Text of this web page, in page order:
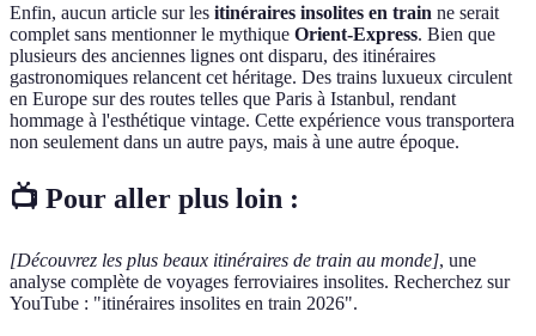
Enfin, aucun article sur les itinéraires insolites en train ne serait
complet sans mentionner le mythique Orient-Express. Bien que
plusieurs des anciennes lignes ont disparu, des itinéraires
gastronomiques relancent cet héritage. Des trains luxueux circulent
en Europe sur des routes telles que Paris à Istanbul, rendant
hommage à l'esthétique vintage. Cette expérience vous transportera
non seulement dans un autre pays, mais à une autre époque.
📺 Pour aller plus loin :
[Découvrez les plus beaux itinéraires de train au monde], une
analyse complète de voyages ferroviaires insolites. Recherchez sur
YouTube : "itinéraires insolites en train 2026".